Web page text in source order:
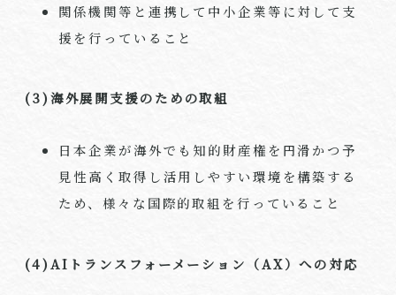
関係機関等と連携して中小企業等に対して支
援を行っていること
(3)海外展開支援のための取組
日本企業が海外でも知的財産権を円滑かつ予
見性高く取得し活用しやすい環境を構築する
ため、様々な国際的取組を行っていること
(4)AIトランスフォーメーション（AX）への対応